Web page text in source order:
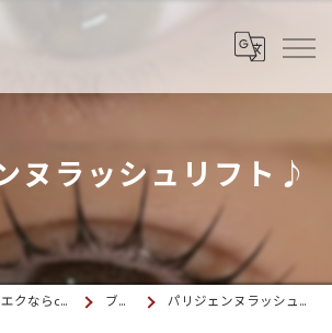
ヌラッシュリフト♪
大阪府玉造のマツエクならcolette. 玉造 ブログ パリジェンヌラッシュリフト♪